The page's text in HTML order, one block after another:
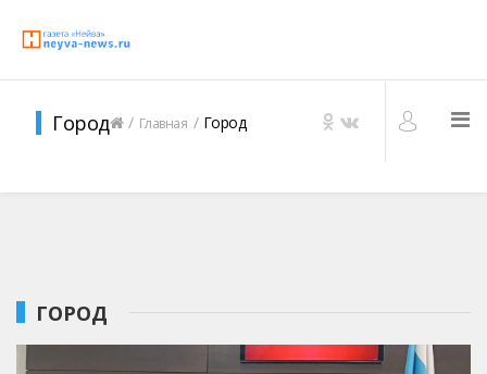
Город Главная Город
ГОРОД